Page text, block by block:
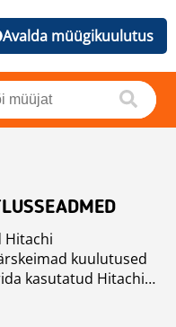
Avalda müügikuulutus
Hitachi
kuulutused
kasutatud Hitachi